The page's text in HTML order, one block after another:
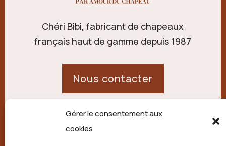
Gérer le consentement aux
cookies
Chéri Bibi, fabricant de chapeaux
français haut de gamme depuis 1987
Nous contacter
21 route de Palisse,